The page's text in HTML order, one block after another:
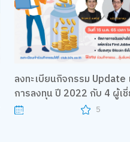
ลงทะเบียนกิจกรรม Update
การลงทุน ปี 2022 กับ 4 ผู้เ
5